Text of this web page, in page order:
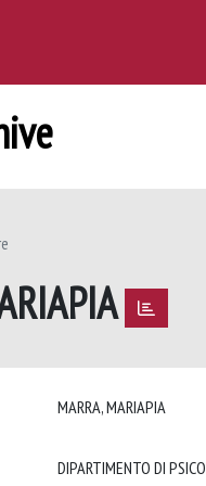
MARRA, MARIAPIA
DIPARTIMENTO DI